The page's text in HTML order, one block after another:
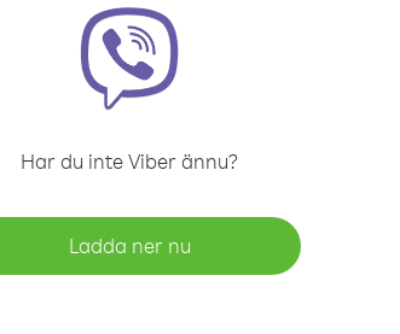
Har du inte Viber ännu?
Ladda ner nu